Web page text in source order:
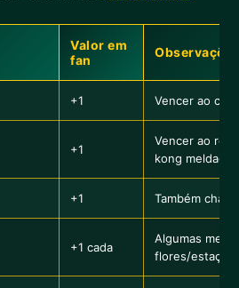
Valor em
fan
+1 Vencer ao
+1
Vencer ao
kong meldado.
+1 Também
+1 cada
Algumas
flores/